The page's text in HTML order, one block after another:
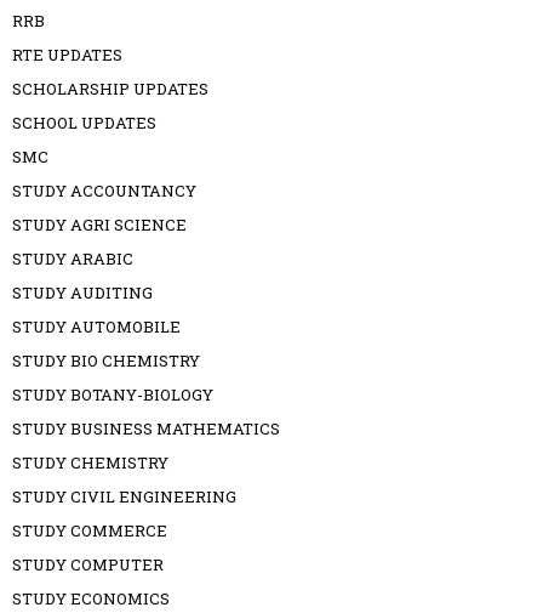
RRB
RTE UPDATES
SCHOLARSHIP UPDATES
SCHOOL UPDATES
SMC
STUDY ACCOUNTANCY
STUDY AGRI SCIENCE
STUDY ARABIC
STUDY AUDITING
STUDY AUTOMOBILE
STUDY BIO CHEMISTRY
STUDY BOTANY-BIOLOGY
STUDY BUSINESS MATHEMATICS
STUDY CHEMISTRY
STUDY CIVIL ENGINEERING
STUDY COMMERCE
STUDY COMPUTER
STUDY ECONOMICS